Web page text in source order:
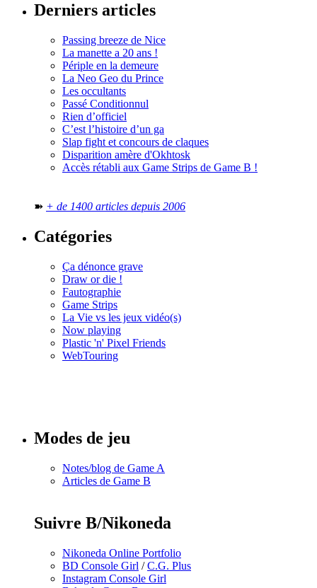
Derniers articles
Passing breeze de Nice
La manette a 20 ans !
Périple en la demeure
La Neo Geo du Prince
Les occultants
Passé Conditionnul
Rien d’officiel
C’est l’histoire d’un ga
Slap fight et concours de claques
Disparition amère d'Okhtosk
Accès rétabli aux Game Strips de Game B !
➽ + de 1400 articles depuis 2006
Catégories
Ça dénonce grave
Draw or die !
Fautographie
Game Strips
La Vie vs les jeux vidéo(s)
Now playing
Plastic 'n' Pixel Friends
WebTouring
Modes de jeu
Notes/blog de Game A
Articles de Game B
Suivre B/Nikoneda
Nikoneda Online Portfolio
BD Console Girl /C.G. Plus
Instagram Console Girl